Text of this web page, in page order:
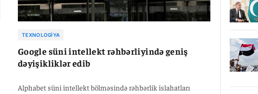
TEXNOLOGIYA
Google süni intellekt rəhbərliyində geniş
dəyişikliklər edib
Alphabet süni intellekt bölməsində rəhbərlik islahatları